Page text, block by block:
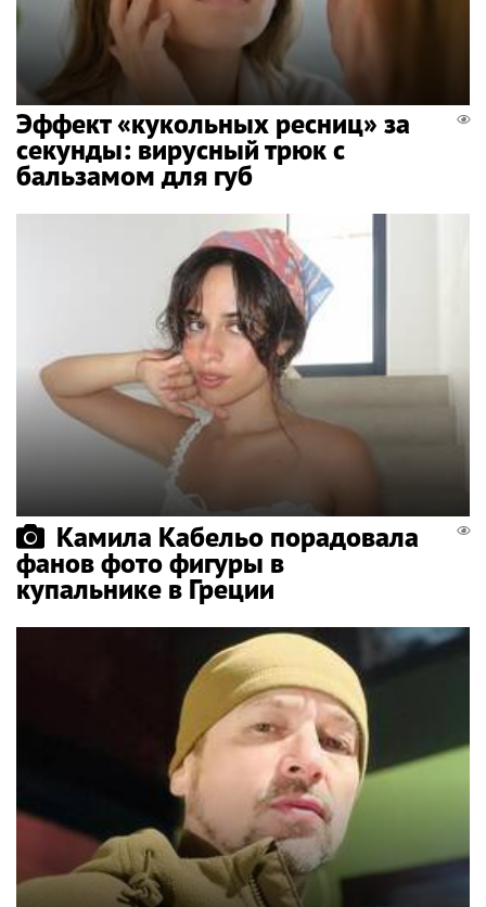
Эффект «кукольных ресниц» за
секунды: вирусный трюк с
бальзамом для губ
Камила Кабельо порадовала
фанов фото фигуры в
купальнике в Греции